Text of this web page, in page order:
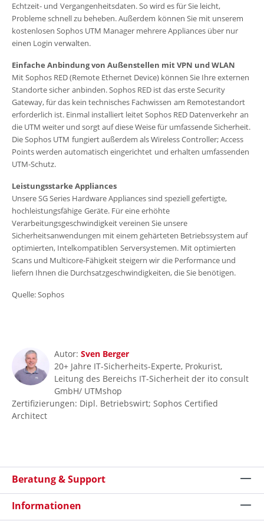
Echtzeit- und Vergangenheitsdaten. So wird es für Sie leicht,
Probleme schnell zu beheben. Außerdem können Sie mit unserem
kostenlosen Sophos UTM Manager mehrere Appliances über nur
einen Login verwalten.
Einfache Anbindung von Außenstellen mit VPN und WLAN
Mit Sophos RED (Remote Ethernet Device) können Sie Ihre externen
Standorte sicher anbinden. Sophos RED ist das erste Security
Gateway, für das kein technisches Fachwissen am Remotestandort
erforderlich ist. Einmal installiert leitet Sophos RED Datenverkehr an
die UTM weiter und sorgt auf diese Weise für umfassende Sicherheit.
Die Sophos UTM fungiert außerdem als Wireless Controller; Access
Points werden automatisch eingerichtet und erhalten umfassenden
UTM-Schutz.
Leistungsstarke Appliances
Unsere SG Series Hardware Appliances sind speziell gefertigte,
hochleistungsfähige Geräte. Für eine erhöhte
Verarbeitungsgeschwindigkeit vereinen Sie unsere
Sicherheitsanwendungen mit einem gehärteten Betriebssystem auf
optimierten, Intelkompatiblen Serversystemen. Mit optimierten
Scans und Multicore-Fähigkeit steigern wir die Performance und
liefern Ihnen die Durchsatzgeschwindigkeiten, die Sie benötigen.
Quelle: Sophos
Autor: Sven Berger
20+ Jahre IT-Sicherheits-Experte, Prokurist,
Leitung des Bereichs IT-Sicherheit der ito consult
GmbH/ UTMshop
Zertifizierungen: Dipl. Betriebswirt; Sophos Certified
Architect
Beratung & Support
Informationen